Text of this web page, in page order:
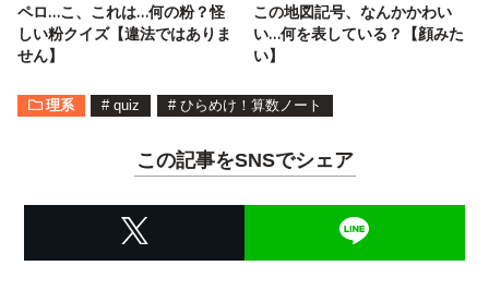
ペロ…こ、これは…何の粉？怪
しい粉クイズ【違法ではありま
せん】
この地図記号、なんかかわい
い…何を表している？【顔みた
い】
理系 # quiz # ひらめけ！算数ノート
この記事をSNSでシェア